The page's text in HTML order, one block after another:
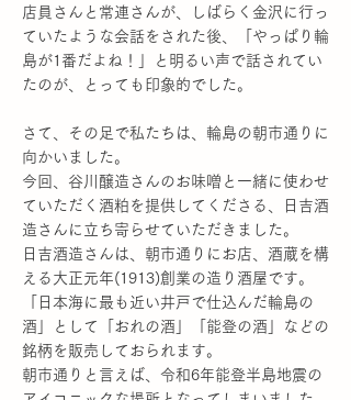
店員さんと常連さんが、しばらく金沢に行っ
ていたような会話をされた後、「やっぱり輪
島が1番だよね！」と明るい声で話されてい
たのが、とっても印象的でした。
さて、その足で私たちは、輪島の朝市通りに
向かいました。
今回、谷川醸造さんのお味噌と一緒に使わせ
ていただく酒粕を提供してくださる、日吉酒
造さんに立ち寄らせていただきました。
日吉酒造さんは、朝市通りにお店、酒蔵を構
える大正元年(1913)創業の造り酒屋です。
「日本海に最も近い井戸で仕込んだ輪島の
酒」として「おれの酒」「能登の酒」などの
銘柄を販売しておられます。
朝市通りと言えば、令和6年能登半島地震の